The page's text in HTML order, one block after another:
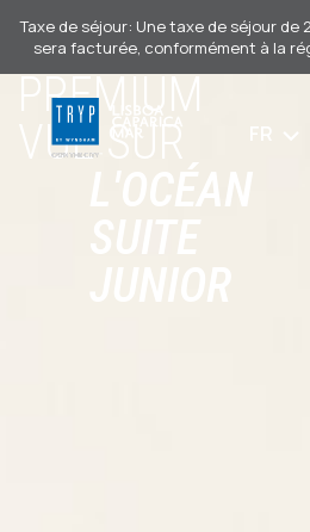
Taxe de séjour: Une taxe de séjour de
sera facturée, conformément à la
FR
PREMIUM
VUE SUR
L'OCÉAN
SUITE
JUNIOR